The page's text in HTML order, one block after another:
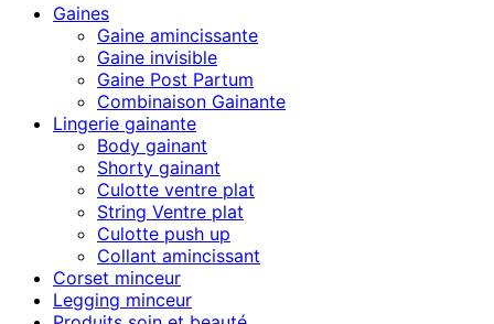
Gaines
Gaine amincissante
Gaine invisible
Gaine Post Partum
Combinaison Gainante
Lingerie gainante
Body gainant
Shorty gainant
Culotte ventre plat
String Ventre plat
Culotte push up
Collant amincissant
Corset minceur
Legging minceur